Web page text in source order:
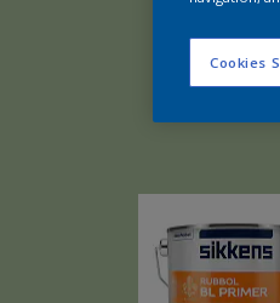
Cookies